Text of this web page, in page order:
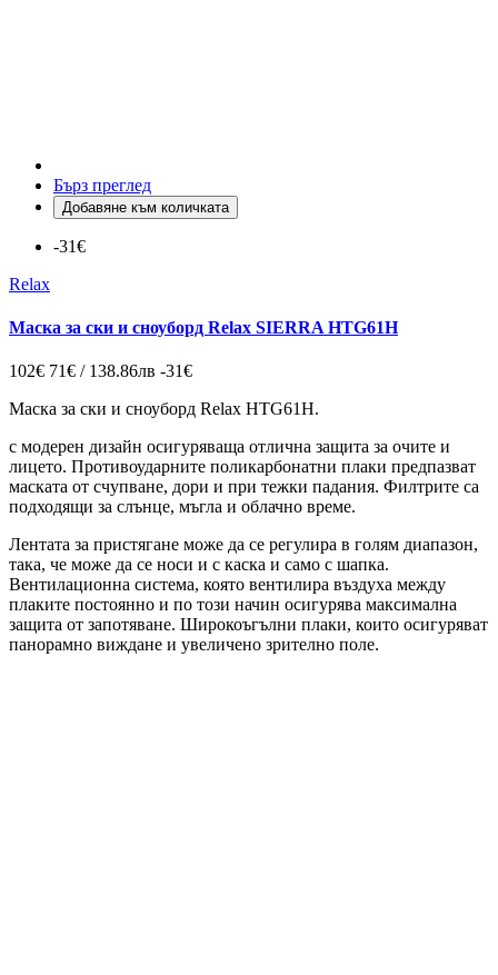
Бърз преглед
Добавяне към количката
-31€
Relax
Маска за ски и сноуборд Relax SIERRA HTG61H
102€ 71€ / 138.86лв -31€
Маска за ски и сноуборд Relax HTG61H.
с модерен дизайн осигуряваща отлична защита за очите и
лицето. Противоударните поликарбонатни плаки предпазват
маската от счупване, дори и при тежки падания. Филтрите са
подходящи за слънце, мъгла и облачно време.
Лентата за пристягане може да се регулира в голям диапазон,
така, че може да се носи и с каска и само с шапка.
Вентилационна система, която вентилира въздуха между
плаките постоянно и по този начин осигурява максимална
защита от запотяване. Широкоъгълни плаки, които осигуряват
панорамно виждане и увеличено зрително поле.